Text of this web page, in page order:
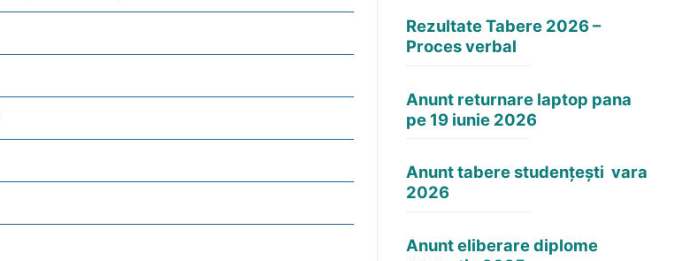
Rezultate Tabere 2026 –
Proces verbal
Anunt returnare laptop pana
pe 19 iunie 2026
Anunt tabere studențești vara
2026
Anunt eliberare diplome